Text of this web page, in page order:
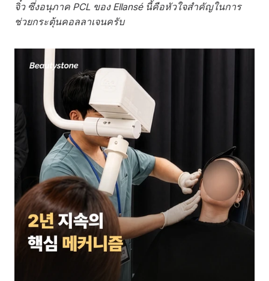
จิ๋ว ซึ่งอนุภาค PCL ของ Ellansé นี้คือหัวใจสำคัญในการ
ช่วยกระตุ้นคอลลาเจนครับ